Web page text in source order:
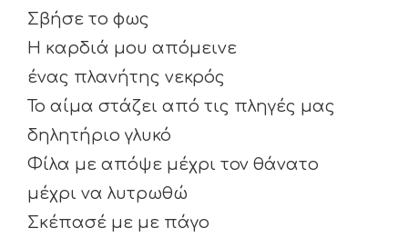
Σβήσε το φως
Η καρδιά μου απόμεινε
ένας πλανήτης νεκρός
Το αίμα στάζει από τις πληγές μας
δηλητήριο γλυκό
Φίλα με απόψε μέχρι τον θάνατο
μέχρι να λυτρωθώ
Σκέπασέ με με πάγο